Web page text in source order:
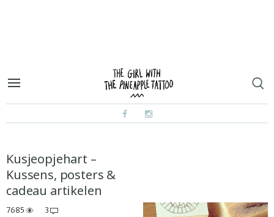
Kusjeopjehart –
Kussens, posters &
cadeau artikelen
7685 3